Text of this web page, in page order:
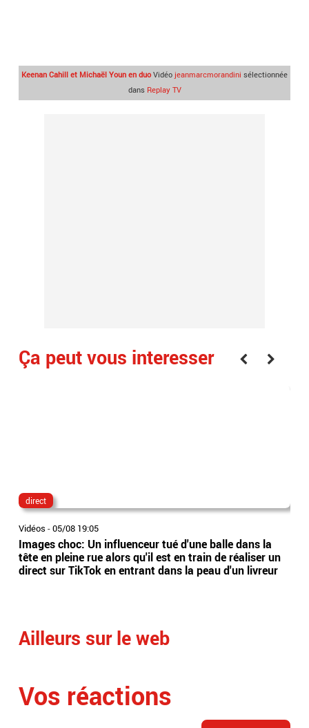
Keenan Cahill et Michaël Youn en duo Vidéo jeanmarcmorandini sélectionnée
dans Replay TV
Ça peut vous interesser
direct
Vidéos -05/08 19:05
Images choc: Un influenceur tué d'une balle dans la
tête en pleine rue alors qu'il est en train de réaliser un
direct sur TikTok en entrant dans la peau d'un livreur
Ailleurs sur le web
Vos réactions